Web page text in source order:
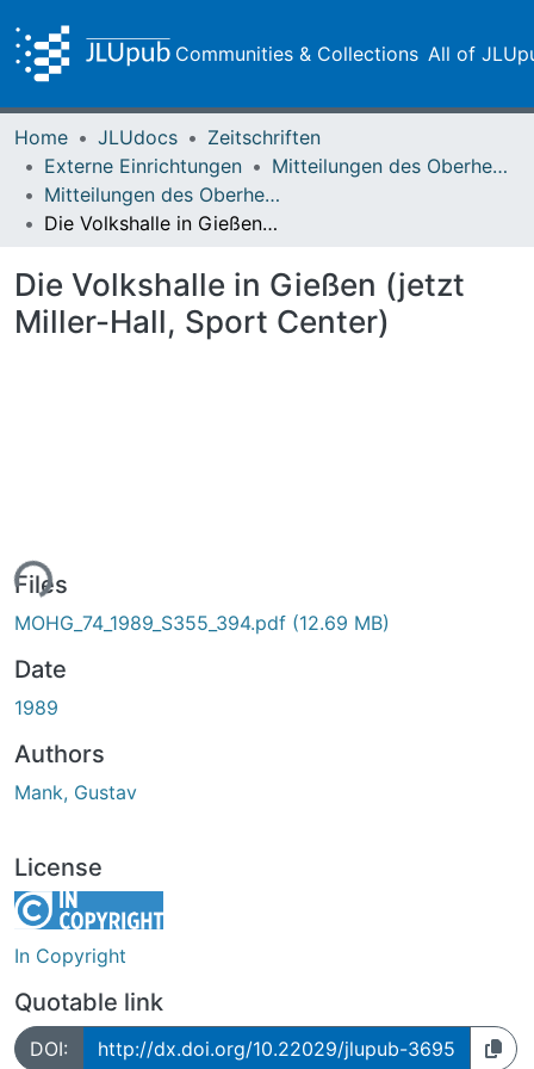
Communities & Collections All of
Home JLUdocs
Zeitschriften
Externe Einrichtungen
Mitteilungen des Oberhessischen Geschichtsvereins Gießen
Mitteilungen des Oberhessischen Geschichtsvereins Gießen Vol. 074 (1989)
Die Volkshalle in Gießen (jetzt Miller-Hall, Sport Center)
Die Volkshalle in Gießen (jetzt
Miller-Hall, Sport Center)
Files
MOHG_74_1989_S355_394.pdf (12.69 MB)
Date
1989
Authors
Mank, Gustav
License
In Copyright
Quotable link
DOI: http://dx.doi.org/10.22029/jlupub-3695